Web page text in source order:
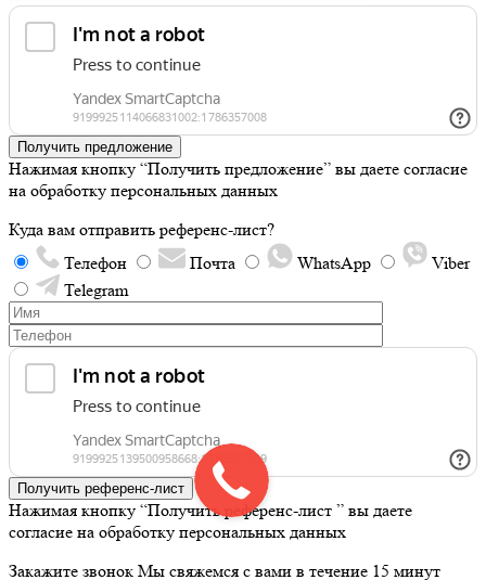
Получить предложение
Нажимая кнопку “Получить предложение” вы даете согласие
на обработку персональных данных
Куда вам отправить референс-лист?
Телефон
Почта WhatsApp
Viber
Telegram
Получить референс-лист
Нажимая кнопку “Получить референс-лист ” вы даете
согласие на обработку персональных данных
Закажите звонок Мы свяжемся с вами в течение 15 минут